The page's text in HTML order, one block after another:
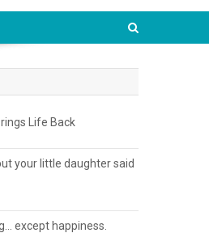
Life Back
your little daughter said
except happiness.